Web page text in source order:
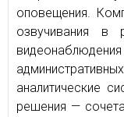
оповещения.
озвучивания в
аналитические
решения —